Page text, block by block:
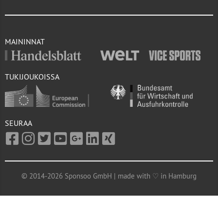
MAININNAT
TUKIJOUKOISSA
SEURAA
© 2014-2026 Sponsoo GmbH | made with ♡ in Hamburg